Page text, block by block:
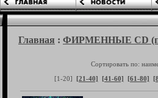
Главная : ФИРМЕННЫЕ CD
Сортировать по:
[1-20] [21-40] [41-60] [61-80]